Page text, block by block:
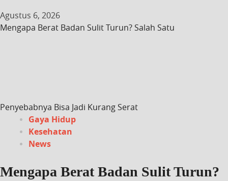
Agustus 6, 2026
Mengapa Berat Badan Sulit Turun? Salah Satu
Penyebabnya Bisa Jadi Kurang Serat
Gaya Hidup
Kesehatan
News
Mengapa Berat Badan Sulit Turun?